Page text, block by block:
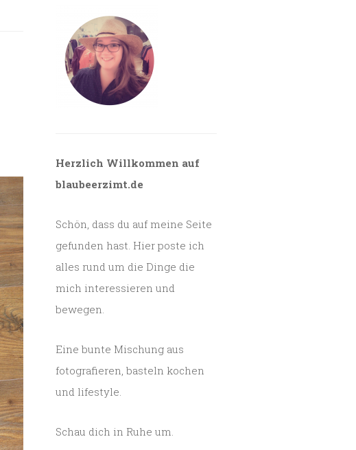
Herzlich Willkommen auf
blaubeerzimt.de
Schön, dass du auf meine Seite
gefunden hast. Hier poste ich
alles rund um die Dinge die
mich interessieren und
bewegen.
Eine bunte Mischung aus
fotografieren, basteln kochen
und lifestyle.
Schau dich in Ruhe um.